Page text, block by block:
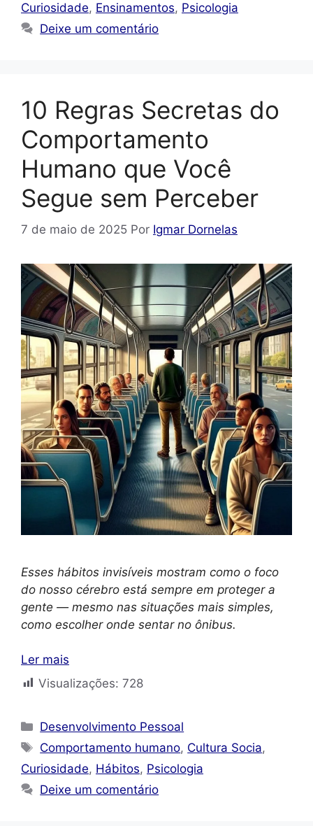
Curiosidade, Ensinamentos, Psicologia
Deixe um comentário
10 Regras Secretas do
Comportamento
Humano que Você
Segue sem Perceber
7 de maio de 2025 Por Igmar Dornelas
Esses hábitos invisíveis mostram como o foco
do nosso cérebro está sempre em proteger a
gente — mesmo nas situações mais simples,
como escolher onde sentar no ônibus.
Ler mais
Visualizações: 728
Categorias
Desenvolvimento Pessoal
Tags
Comportamento humano, Cultura Socia,
Curiosidade, Hábitos, Psicologia
Deixe um comentário